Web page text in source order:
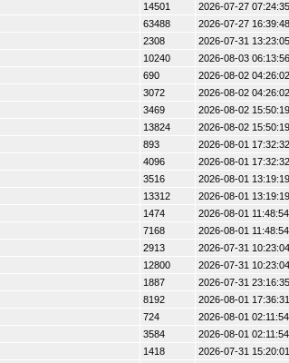
14501 2026-07-27 07:24:35
63488 2026-07-27 16:39:48
2308 2026-07-31 13:23:05
10240 2026-08-03 06:13:56
690 2026-08-02 04:26:02
3072 2026-08-02 04:26:02
3469 2026-08-02 15:50:19
13824 2026-08-02 15:50:19
893 2026-08-01 17:32:32
4096 2026-08-01 17:32:32
3516 2026-08-01 13:19:19
13312 2026-08-01 13:19:19
1474 2026-08-01 11:48:54
7168 2026-08-01 11:48:54
2913 2026-07-31 10:23:04
12800 2026-07-31 10:23:04
1887 2026-07-31 23:16:35
8192 2026-08-01 17:36:31
724 2026-08-01 02:11:54
3584 2026-08-01 02:11:54
1418 2026-07-31 15:20:01